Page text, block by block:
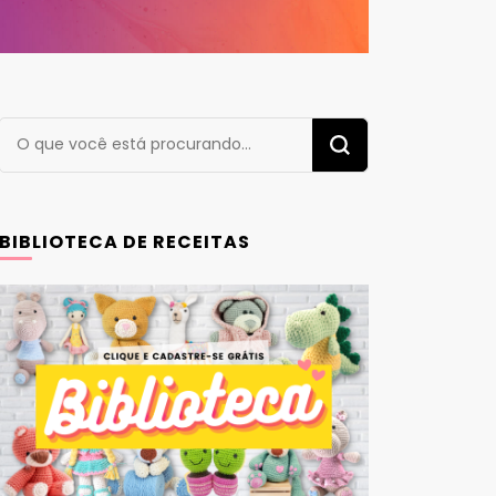
Procurando
algo?
BIBLIOTECA DE RECEITAS